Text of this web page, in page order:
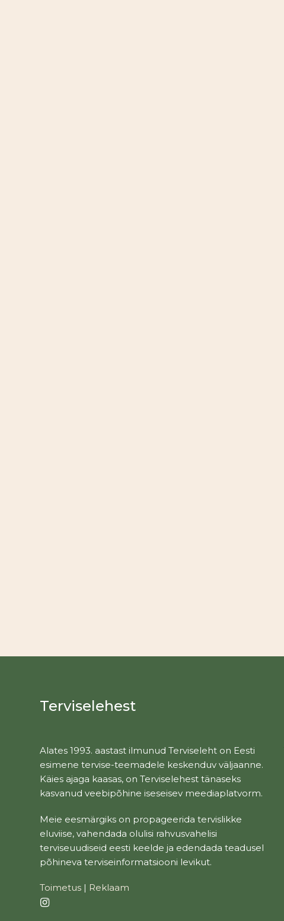
Terviselehest
Alates 1993. aastast ilmunud Terviseleht on Eesti
esimene tervise-teemadele keskenduv väljaanne.
Käies ajaga kaasas, on Terviselehest tänaseks
kasvanud veebipõhine iseseisev meediaplatvorm.
Meie eesmärgiks on propageerida tervislikke
eluviise, vahendada olulisi rahvusvahelisi
terviseuudiseid eesti keelde ja edendada teadusel
põhineva terviseinformatsiooni levikut.
Toimetus | Reklaam